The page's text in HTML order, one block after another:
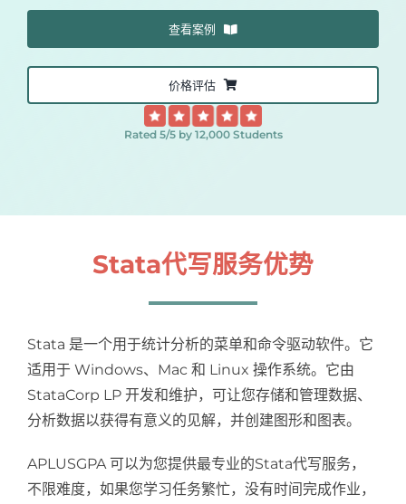
代写资讯
Samples Hot!
查看案例
价格评估
Rated 5/5 by 12,000 Students
Stata代写服务优势
Stata 是一个用于统计分析的菜单和命令驱动软件。它
适用于 Windows、Mac 和 Linux 操作系统。它由
StataCorp LP 开发和维护，可让您存储和管理数据、
分析数据以获得有意义的见解，并创建图形和图表。
APLUSGPA 可以为您提供最专业的Stata代写服务，
不限难度，如果您学习任务繁忙，没有时间完成作业，